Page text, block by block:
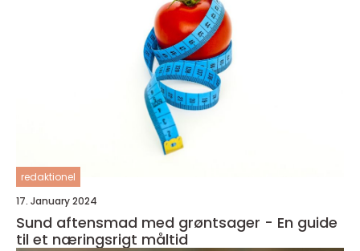
redaktionel
17. January 2024
Sund aftensmad med grøntsager - En guide
til et næringsrigt måltid